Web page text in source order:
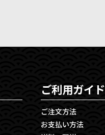
ご利用ガイド
ご注文方法
お支払い方法